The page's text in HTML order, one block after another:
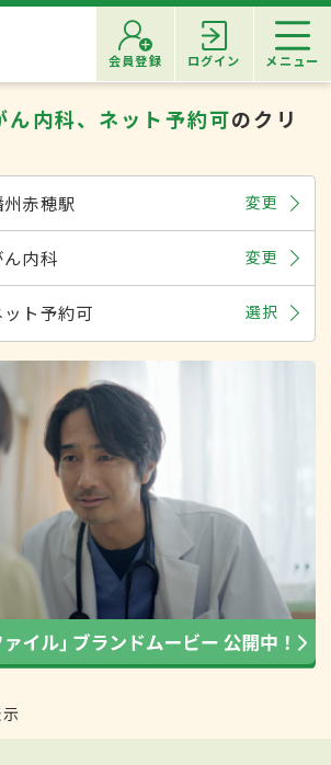
会員登録 ログイン メニュー
ん内科、ネット予約可のクリ
州赤穂駅 変更
ん内科 変更
ット予約可 選択